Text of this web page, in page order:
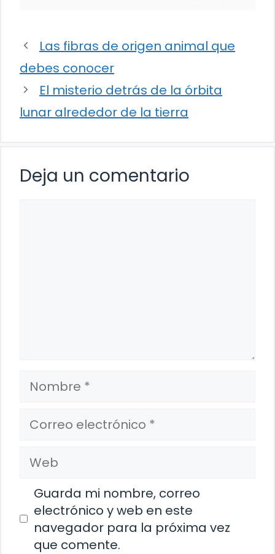
Las fibras de origen animal que
debes conocer
El misterio detrás de la órbita
lunar alrededor de la tierra
Deja un comentario
Nombre
Correo
electrónico
Web
Guarda mi nombre, correo
electrónico y web en este
navegador para la próxima vez
que comente.